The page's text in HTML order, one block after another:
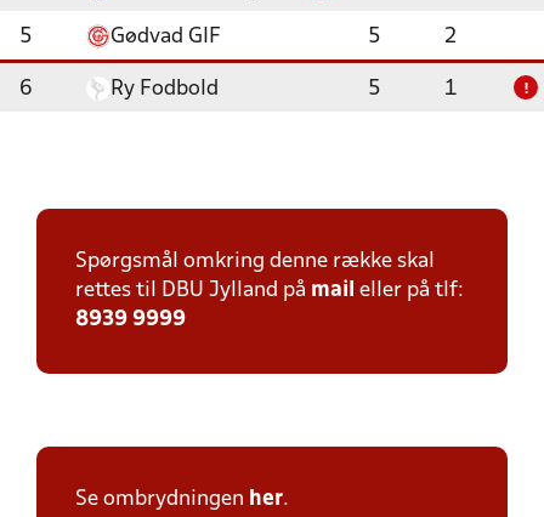
5 Gødvad GIF 5 2
6 Ry Fodbold 5 1 !
Spørgsmål omkring denne række skal
rettes til DBU Jylland på mail eller på tlf:
8939 9999
Se ombrydningen her.